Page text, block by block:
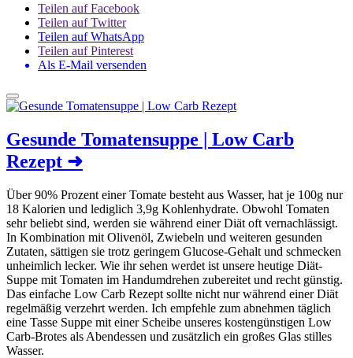
Teilen auf Facebook
Teilen auf Twitter
Teilen auf WhatsApp
Teilen auf Pinterest
Als E-Mail versenden
Gesunde Tomatensuppe | Low Carb
Rezept ➜
Über 90% Prozent einer Tomate besteht aus Wasser, hat je 100g nur
18 Kalorien und lediglich 3,9g Kohlenhydrate. Obwohl Tomaten
sehr beliebt sind, werden sie während einer Diät oft vernachlässigt.
In Kombination mit Olivenöl, Zwiebeln und weiteren gesunden
Zutaten, sättigen sie trotz geringem Glucose-Gehalt und schmecken
unheimlich lecker. Wie ihr sehen werdet ist unsere heutige Diät-
Suppe mit Tomaten im Handumdrehen zubereitet und recht günstig.
Das einfache Low Carb Rezept sollte nicht nur während einer Diät
regelmäßig verzehrt werden. Ich empfehle zum abnehmen täglich
eine Tasse Suppe mit einer Scheibe unseres kostengünstigen Low
Carb-Brotes als Abendessen und zusätzlich ein großes Glas stilles
Wasser.